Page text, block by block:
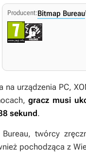
Producent:Bitmap Bureau
na urządzenia PC,
gracz musi
sekund.
twórcy
pochodząca z